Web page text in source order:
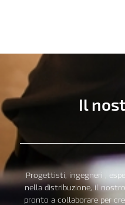
Il
Progettisti, ingegneri ,
nella distribuzione, il nostro
pronto a collaborare per